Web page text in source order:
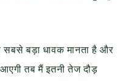
बड़ा धावक मानता है और
तब मैं इतनी तेज दौड़